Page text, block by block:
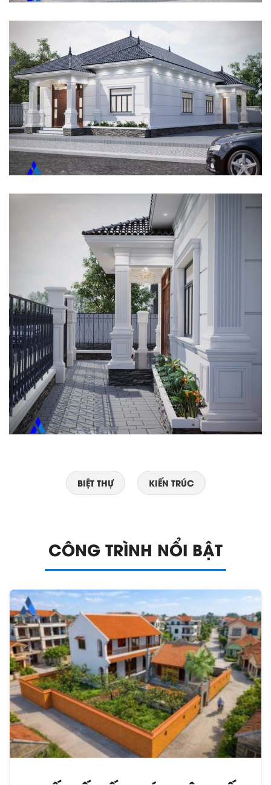
BIỆT THỰ KIẾN TRÚC
CÔNG TRÌNH NỔI BẬT